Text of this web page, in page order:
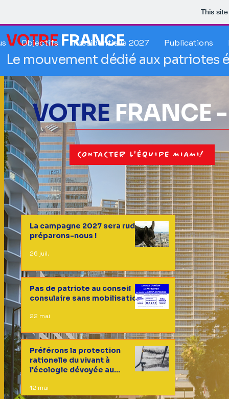
This
VOTRE FRANCE
Le mouvement dédié aux patriotes
Objectifs Présidentielle 2027 Publications
VOTREFRANCE
CONTACTER L'ÉQUIPE MIAMI!
La campagne 2027 sera rude,
préparons-nous !
26 juil.
Pas de patriote au conseil
consulaire sans mobilisation
22 mai
Préférons la protection
rationelle du vivant à
l'écologie dévoyée au
12 mai